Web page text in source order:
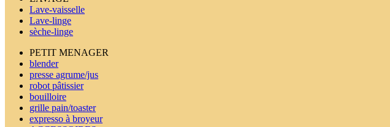
Lave-vaisselle
Lave-linge
sèche-linge
PETIT MENAGER
blender
presse agrume/jus
robot pâtissier
bouilloire
grille pain/toaster
expresso à broyeur